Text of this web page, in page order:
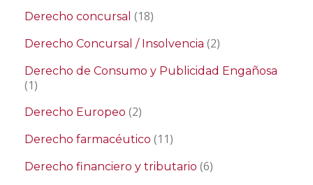
Derecho concursal (18)
Derecho Concursal / Insolvencia (2)
Derecho de Consumo y Publicidad Engañosa
(1)
Derecho Europeo (2)
Derecho farmacéutico (11)
Derecho financiero y tributario (6)